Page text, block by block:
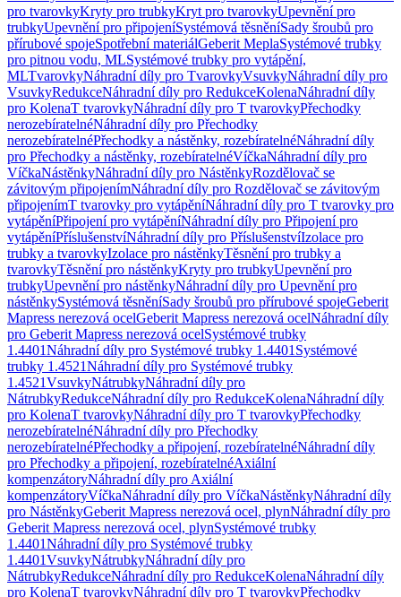
pro tvarovkyKryty pro trubkyKryt pro tvarovkyUpevnění pro
trubkyUpevnění pro připojeníSystémová těsněníSady šroubů pro
přírubové spojeSpotřební materiálGeberit MeplaSystémové trubky
pro pitnou vodu, MLSystémové trubky pro vytápění,
MLTvarovkyNáhradní díly pro TvarovkyVsuvkyNáhradní díly pro
VsuvkyRedukceNáhradní díly pro RedukceKolenaNáhradní díly
pro KolenaT tvarovkyNáhradní díly pro T tvarovkyPřechodky
nerozebíratelnéNáhradní díly pro Přechodky
nerozebíratelnéPřechodky a nástěnky, rozebíratelnéNáhradní díly
pro Přechodky a nástěnky, rozebíratelnéVíčkaNáhradní díly pro
VíčkaNástěnkyNáhradní díly pro NástěnkyRozdělovač se
závitovým připojenímNáhradní díly pro Rozdělovač se závitovým
připojenímT tvarovky pro vytápěníNáhradní díly pro T tvarovky pro
vytápěníPřipojení pro vytápěníNáhradní díly pro Připojení pro
vytápěníPříslušenstvíNáhradní díly pro PříslušenstvíIzolace pro
trubky a tvarovkyIzolace pro nástěnkyTěsnění pro trubky a
tvarovkyTěsnění pro nástěnkyKryty pro trubkyUpevnění pro
trubkyUpevnění pro nástěnkyNáhradní díly pro Upevnění pro
nástěnkySystémová těsněníSady šroubů pro přírubové spojeGeberit
Mapress nerezová ocelGeberit Mapress nerezová ocelNáhradní díly
pro Geberit Mapress nerezová ocelSystémové trubky
1.4401Náhradní díly pro Systémové trubky 1.4401 Systémové
trubky 1.4521Náhradní díly pro Systémové trubky
1.4521VsuvkyNátrubkyNáhradní díly pro
NátrubkyRedukceNáhradní díly pro RedukceKolenaNáhradní díly
pro KolenaT tvarovkyNáhradní díly pro T tvarovkyPřechodky
nerozebíratelnéNáhradní díly pro Přechodky
nerozebíratelnéPřechodky a připojení, rozebíratelnéNáhradní díly
pro Přechodky a připojení, rozebíratelnéAxiální
kompenzátoryNáhradní díly pro Axiální
kompenzátoryVíčkaNáhradní díly pro VíčkaNástěnkyNáhradní díly
pro NástěnkyGeberit Mapress nerezová ocel, plynNáhradní díly pro
Geberit Mapress nerezová ocel, plynSystémové trubky
1.4401Náhradní díly pro Systémové trubky
1.4401VsuvkyNátrubkyNáhradní díly pro
NátrubkyRedukceNáhradní díly pro RedukceKolenaNáhradní díly
pro KolenaT tvarovkyNáhradní díly pro T tvarovkyPřechodky